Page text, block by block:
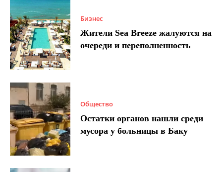
Бизнес
Жители Sea Breeze жалуются на
очереди и переполненность
Общество
Остатки органов нашли среди
мусора у больницы в Баку